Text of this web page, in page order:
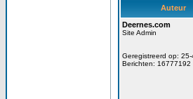
Auteur
Deernes.com
Site Admin
Geregistreerd op: 25-
Berichten: 16777192